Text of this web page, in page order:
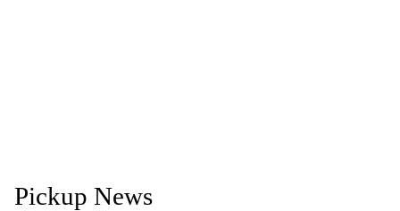
Pickup News